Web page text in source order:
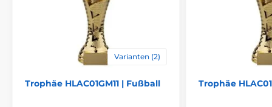
Varianten (2)
Trophäe HLAC01GM11 | Fußball Trophäe